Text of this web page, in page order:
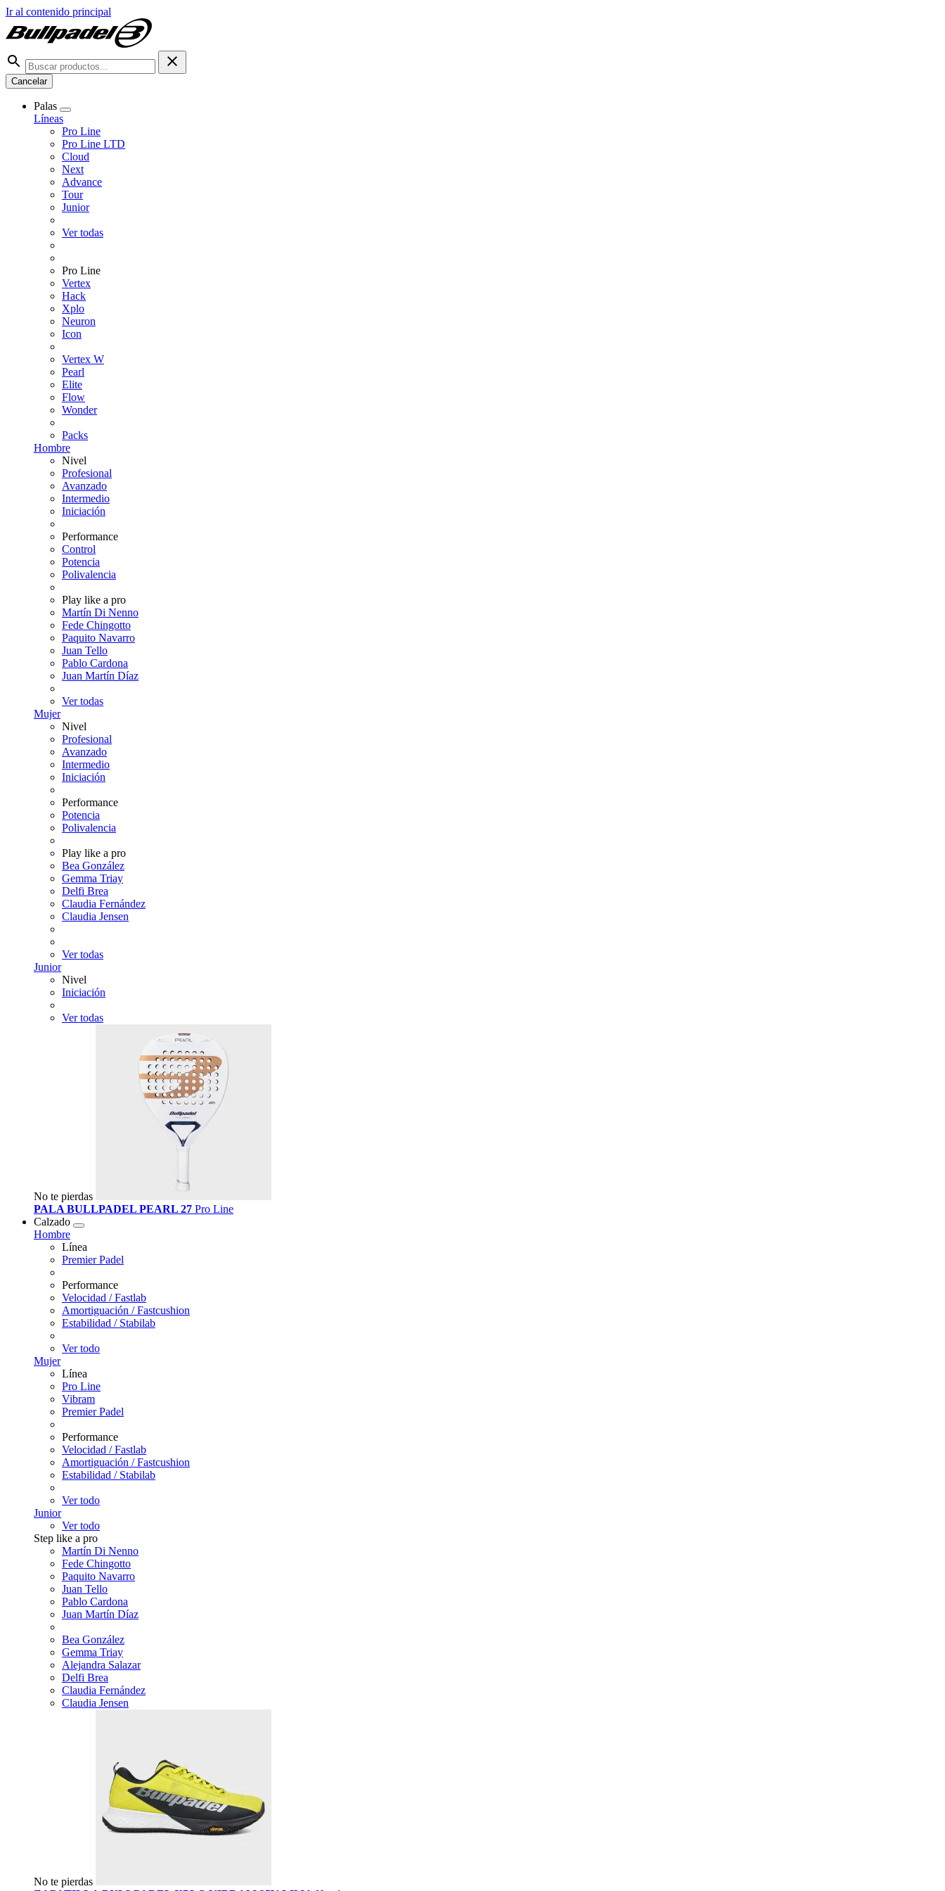
Ir al contenido principal
Cancelar
Palas
Líneas
Pro Line
Pro Line LTD
Cloud
Next
Advance
Tour
Junior
Ver todas
Pro Line
Vertex
Hack
Xplo
Neuron
Icon
Vertex W
Pearl
Elite
Flow
Wonder
Packs
Hombre
Nivel
Profesional
Avanzado
Intermedio
Iniciación
Performance
Control
Potencia
Polivalencia
Play like a pro
Martín Di Nenno
Fede Chingotto
Paquito Navarro
Juan Tello
Pablo Cardona
Juan Martín Díaz
Ver todas
Mujer
Nivel
Profesional
Avanzado
Intermedio
Iniciación
Performance
Potencia
Polivalencia
Play like a pro
Bea González
Gemma Triay
Delfi Brea
Claudia Fernández
Claudia Jensen
Ver todas
Junior
Nivel
Iniciación
Ver todas
No te pierdas
PALA BULLPADEL PEARL 27 Pro Line
Calzado
Hombre
Línea
Premier Padel
Performance
Velocidad / Fastlab
Amortiguación / Fastcushion
Estabilidad / Stabilab
Ver todo
Mujer
Línea
Pro Line
Vibram
Premier Padel
Performance
Velocidad / Fastlab
Amortiguación / Fastcushion
Estabilidad / Stabilab
Ver todo
Junior
Ver todo
Step like a pro
Martín Di Nenno
Fede Chingotto
Paquito Navarro
Juan Tello
Pablo Cardona
Juan Martín Díaz
Bea González
Gemma Triay
Alejandra Salazar
Delfi Brea
Claudia Fernández
Claudia Jensen
No te pierdas